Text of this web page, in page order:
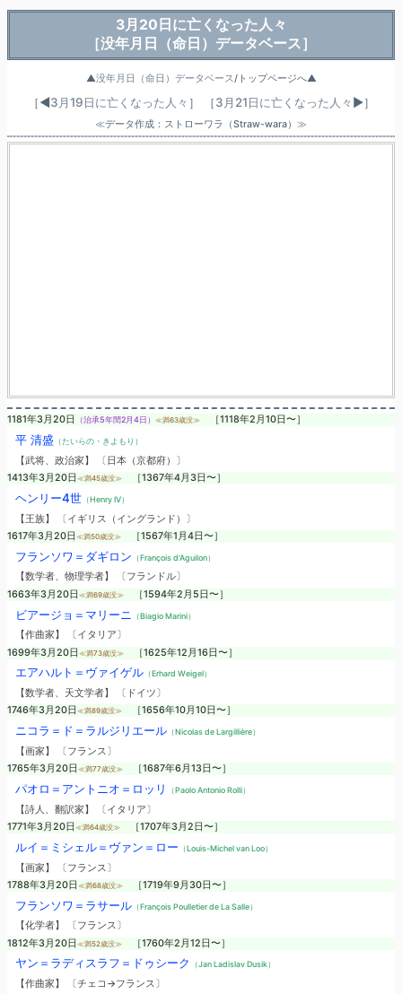
3月20日に亡くなった人々
［没年月日（命日）データベース］
▲没年月日（命日）データベース/トップページへ▲
［◀3月19日に亡くなった人々 ］ ［3月21日に亡くなった人々 ▶］
≪データ作成：ストローワラ（Straw-wara）≫
1181年3月20日 （治承5年閏2月4日） ≪満63歳没≫ ［1118年2月10日〜］
平 清盛 （たいらの・きよもり）
【武将、政治家】 〔日本（京都府）〕
1413年3月20日 ≪満45歳没≫ ［1367年4月3日〜］
ヘンリー4世（Henry IV）
【王族】 〔イギリス（イングランド）〕
1617年3月20日 ≪満50歳没≫ ［1567年1月4日〜］
フランソワ＝ダギロン （François d'Aguilon）
【数学者、物理学者】 〔フランドル〕
1663年3月20日 ≪満69歳没≫ ［1594年2月5日〜］
ビアージョ＝マリーニ （Biagio Marini）
【作曲家】 〔イタリア〕
1699年3月20日 ≪満73歳没≫ ［1625年12月16日〜］
エアハルト＝ヴァイゲル（Erhard Weigel）
【数学者、天文学者】 〔ドイツ〕
1746年3月20日 ≪満89歳没≫ ［1656年10月10日〜］
ニコラ＝ド＝ラルジリエール（Nicolas de Largillière）
【画家】 〔フランス〕
1765年3月20日 ≪満77歳没≫ ［1687年6月13日〜］
パオロ＝アントニオ＝ロッリ （Paolo Antonio Rolli）
【詩人、翻訳家】 〔イタリア〕
1771年3月20日 ≪満64歳没≫ ［1707年3月2日〜］
ルイ＝ミシェル＝ヴァン＝ロー （Louis-Michel van Loo）
【画家】 〔フランス〕
1788年3月20日 ≪満68歳没≫ ［1719年9月30日〜］
フランソワ＝ラサール（François Poulletier de La Salle）
【化学者】 〔フランス〕
1812年3月20日 ≪満52歳没≫ ［1760年2月12日〜］
ヤン＝ラディスラフ＝ドゥシーク （Jan Ladislav Dusik）
【作曲家】 〔チェコ→フランス〕